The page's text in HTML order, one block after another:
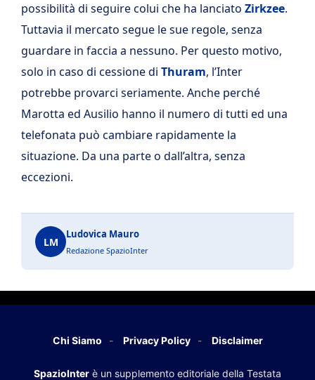
possibilità di seguire colui che ha lanciato Zirkzee.
Tuttavia il mercato segue le sue regole, senza
guardare in faccia a nessuno. Per questo motivo,
solo in caso di cessione di Thuram, l’Inter
potrebbe provarci seriamente. Anche perché
Marotta ed Ausilio hanno il numero di tutti ed una
telefonata può cambiare rapidamente la
situazione. Da una parte o dall’altra, senza
eccezioni.
LM
Ludovica Mauro
Redazione SpazioInter
Chi Siamo Privacy Policy Disclaimer
SpazioInter è un supplemento editoriale della Testata